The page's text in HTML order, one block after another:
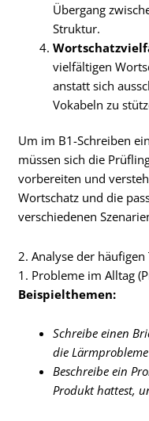
Übergang
Struktur.
vielfältigen
anstatt sich
Vokabeln zu
Um im B1-Schreiben
müssen sich die
vorbereiten und
Wortschatz und die
verschiedenen
2. Analyse der häufigen
1. Probleme im Alltag
Beispielthemen:
Schreibe einen
die
Beschreibe ein
Produkt hattest,